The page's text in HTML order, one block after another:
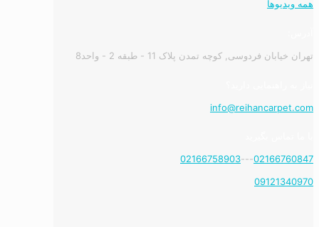
همه ویدیوها
تهران خیابان فردوسی, کوچه تمدن پلاک 11 - طبقه 2 - واحد8
info@reihancarpet.com
02166760847
---
02166758903
09121340970